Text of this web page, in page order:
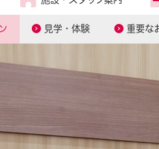
見学・体験 重要な